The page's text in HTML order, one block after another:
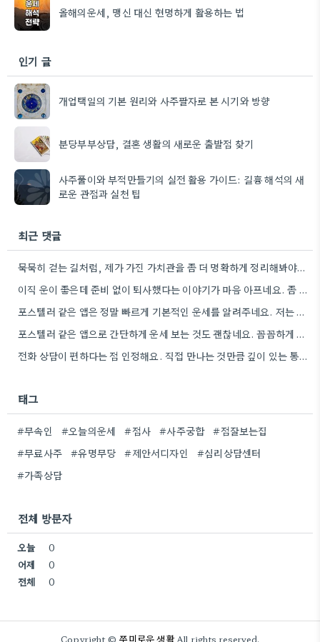
올해의운세, 맹신 대신 현명하게 활용하는 법
인기 글
개업택일의 기본 원리와 사주팔자로 본 시기와 방향
분당부부상담, 결혼 생활의 새로운 출발점 찾기
사주풀이와 부적만들기의 실전 활용 가이드: 길흉 해석의 새
로운 관점과 실천 팁
최근 댓글
묵묵히 걷는 길처럼, 제가 가진 가치관을 좀 더 명확하게 정리해봐야겠어요.
이직 운이 좋은데 준비 없이 퇴사했다는 이야기가 마음 아프네요. 좀 더 신중하게 상황을 판단해야 할…
포스텔러 같은 앱은 정말 빠르게 기본적인 운세를 알려주네요. 저는 운세 보는 것보다, 앞으로의 계획을 세울…
포스텔러 같은 앱으로 간단하게 운세 보는 것도 괜찮네요. 꼼꼼하게 분석하기 전에 먼저 방향 잡기가 좋겠어요.
전화 상담이 편하다는 점 인정해요. 직접 만나는 것만큼 깊이 있는 통찰력을 얻기는 어려울 것 같아요.
태그
#무속인 #오늘의운세 #점사 #사주궁합
#점잘보는집
#무료사주
#유명무당 #제안서디자인
#심리상담센터
#가족상담
전체 방문자
오늘
0
어제
0
전체
0
Copyright ©쭈미로운 생활All rights reserved.